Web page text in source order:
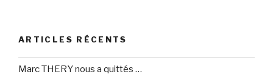
ARTICLES RÉCENTS
Marc THERY nous a quittés …